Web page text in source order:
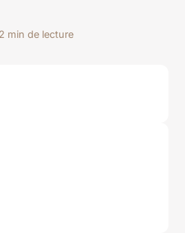
min de lecture